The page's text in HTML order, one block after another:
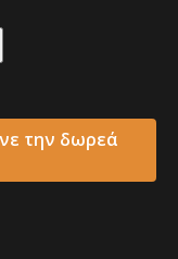
την δωρεά